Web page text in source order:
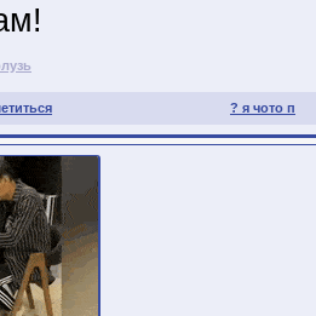
? я чото п